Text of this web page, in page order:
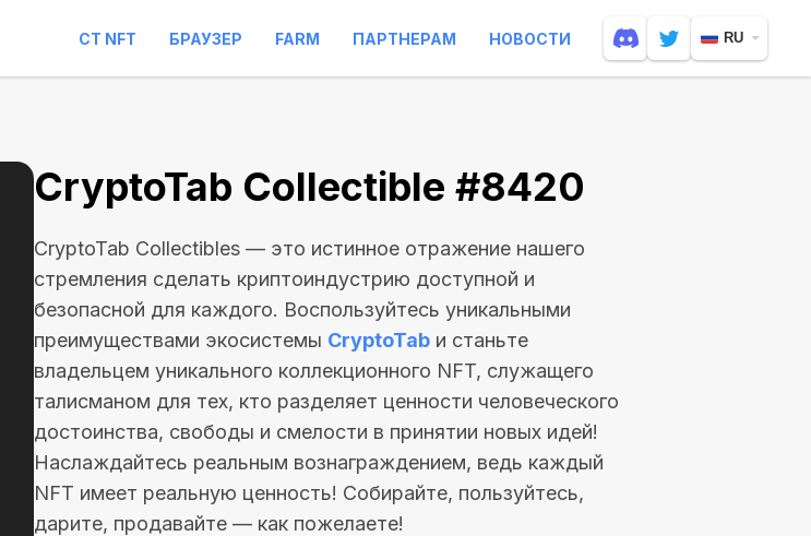
CT NFT БРАУЗЕР FARM ПАРТНЕРАМ НОВОСТИ RU
CryptoTab Collectible #8420
CryptoTab Collectibles — это истинное отражение нашего
стремления сделать криптоиндустрию доступной и
безопасной для каждого. Воспользуйтесь уникальными
преимуществами экосистемы CryptoTab и станьте
владельцем уникального коллекционного NFT, служащего
талисманом для тех, кто разделяет ценности человеческого
достоинства, свободы и смелости в принятии новых идей!
Наслаждайтесь реальным вознаграждением, ведь каждый
NFT имеет реальную ценность! Собирайте, пользуйтесь,
дарите, продавайте — как пожелаете!